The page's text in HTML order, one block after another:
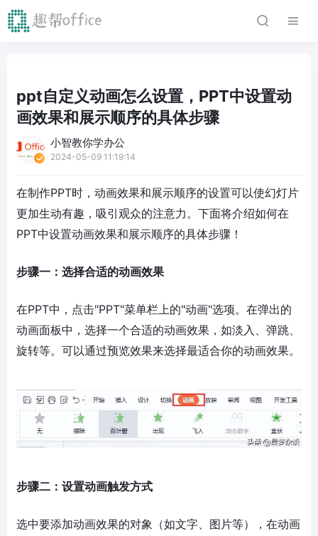
ppt自定义动画怎么设置，PPT中设置动
画效果和展示顺序的具体步骤
小智教你学办公
2024-05-09 11:19:14
在制作PPT时，动画效果和展示顺序的设置可以使幻灯片
更加生动有趣，吸引观众的注意力。下面将介绍如何在
PPT中设置动画效果和展示顺序的具体步骤！
步骤一：选择合适的动画效果
在PPT中，点击"PPT"菜单栏上的"动画"选项。在弹出的
动画面板中，选择一个合适的动画效果，如淡入、弹跳、
旋转等。可以通过预览效果来选择最适合你的动画效果。
步骤二：设置动画触发方式
选中要添加动画效果的对象（如文字、图片等），在动画